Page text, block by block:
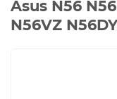
Asus N56
N56VZ N56DY